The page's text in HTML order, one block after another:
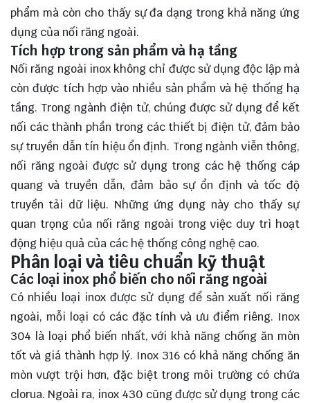
phẩm mà còn cho thấy sự đa dạng trong khả năng ứng
dụng của nối răng ngoài.
Tích hợp trong sản phẩm và hạ tầng
Nối răng ngoài inox không chỉ được sử dụng độc lập mà
còn được tích hợp vào nhiều sản phẩm và hệ thống hạ
tầng. Trong ngành điện tử, chúng được sử dụng để kết
nối các thành phần trong các thiết bị điện tử, đảm bảo
sự truyền dẫn tín hiệu ổn định. Trong ngành viễn thông,
nối răng ngoài được sử dụng trong các hệ thống cáp
quang và truyền dẫn, đảm bảo sự ổn định và tốc độ
truyền tải dữ liệu. Những ứng dụng này cho thấy sự
quan trọng của nối răng ngoài trong việc duy trì hoạt
động hiệu quả của các hệ thống công nghệ cao.
Phân loại và tiêu chuẩn kỹ thuật
Các loại inox phổ biến cho nối răng ngoài
Có nhiều loại inox được sử dụng để sản xuất nối răng
ngoài, mỗi loại có các đặc tính và ưu điểm riêng. Inox
304 là loại phổ biến nhất, với khả năng chống ăn mòn
tốt và giá thành hợp lý. Inox 316 có khả năng chống ăn
mòn vượt trội hơn, đặc biệt trong môi trường có chứa
clorua. Ngoài ra, inox 430 cũng được sử dụng trong các